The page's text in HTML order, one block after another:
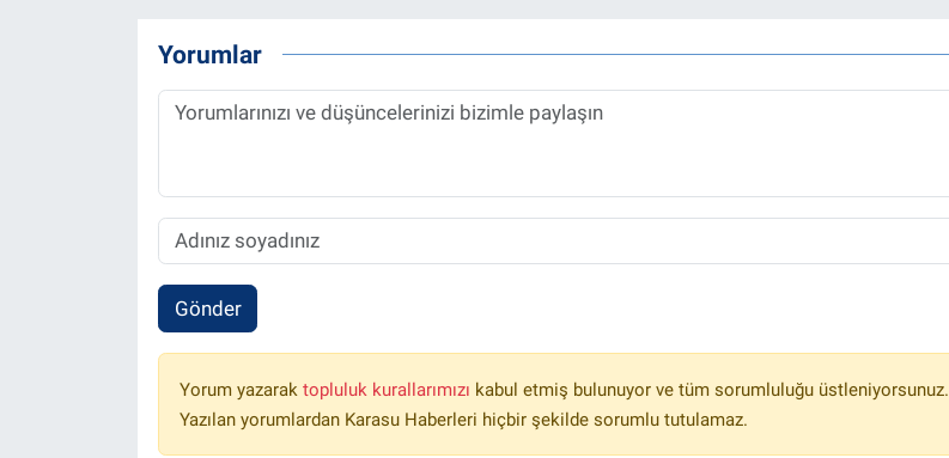
Yorumlar
Gönder
Yorum yazarak topluluk kurallarımızı kabul etmiş bulunuyor ve tüm sorumluluğu üstleniyorsunuz.
Yazılan yorumlardan Karasu Haberleri hiçbir şekilde sorumlu tutulamaz.